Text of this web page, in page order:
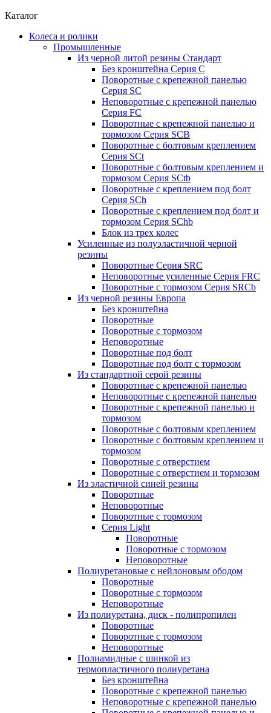
Каталог
Колеса и ролики
Промышленные
Из черной литой резины Стандарт
Без кронштейна Серия С
Поворотные с крепежной панелью
Серия SC
Неповоротные с крепежной панелью
Серия FC
Поворотные с крепежной панелью и
тормозом Серия SCB
Поворотные с болтовым креплением
Серия SCt
Поворотные с болтовым креплением и
тормозом Серия SCtb
Поворотные с креплением под болт
Серия SCh
Поворотные с креплением под болт и
тормозом Серия SChb
Блок из трех колес
Усиленные из полуэластичной черной
резины
Поворотные Серия SRC
Неповоротные усиленные Серия FRC
Поворотные с тормозом Серия SRCb
Из черной резины Европа
Без кронштейна
Поворотные
Поворотные с тормозом
Неповоротные
Поворотные под болт
Поворотные под болт с тормозом
Из стандартной серой резины
Поворотные с крепежной панелью
Неповоротные с крепежной панелью
Поворотные с крепежной панелью и
тормозом
Поворотные с болтовым креплением
Поворотные с болтовым креплением и
тормозом
Поворотные с отверстием
Поворотные с отверстием и тормозом
Из эластичной синей резины
Поворотные
Неповоротные
Поворотные с тормозом
Серия Light
Поворотные
Поворотные с тормозом
Неповоротные
Полиуретановые с нейлоновым ободом
Поворотные
Поворотные с тормозом
Неповоротные
Из полиуретана, диск - полипропилен
Поворотные
Поворотные с тормозом
Неповоротные
Полиамидные с шинкой из
термопластичного полиуретана
Без кронштейна
Поворотные с крепежной панелью
Неповоротные с крепежной панелью